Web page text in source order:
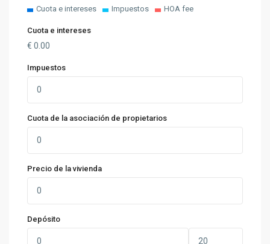
Cuota e intereses Impuestos HOA fee
Cuota e intereses
€0.00
Impuestos
Cuota de la asociación de propietarios
Precio de la vivienda
Depósito